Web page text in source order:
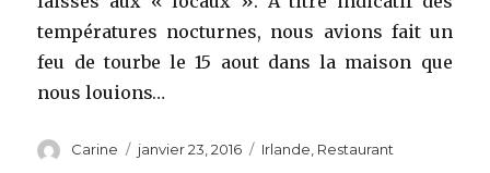
températures nocturnes, nous avions fait un
feu de tourbe le 15 aout dans la maison que
nous louions…
Auteur
Carine
Publié
janvier 23, 2016 Catégories
Irlande, Restaurant